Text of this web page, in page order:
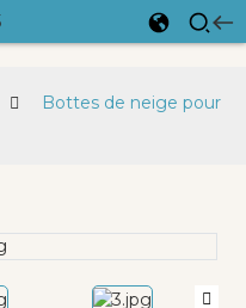
Bottes de neige pour